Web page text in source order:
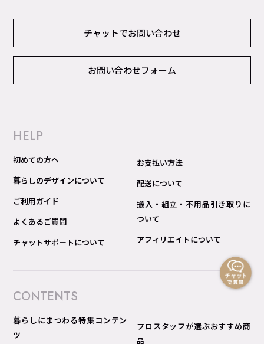
チャットでお問い合わせ
お問い合わせフォーム
HELP
初めての方へ
暮らしのデザインについて
ご利用ガイド
よくあるご質問
チャットサポートについて
お支払い方法
配送について
搬入・組立・不用品引き取りに
ついて
アフィリエイトについて
CONTENTS
暮らしにまつわる特集コンテン
ツ
プロスタッフが選ぶおすすめ商
品